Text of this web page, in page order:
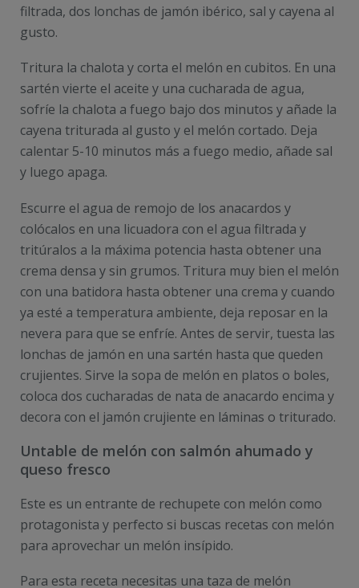
filtrada, dos lonchas de jamón ibérico, sal y cayena al
gusto.
Tritura la chalota y corta el melón en cubitos. En una
sartén vierte el aceite y una cucharada de agua,
sofríe la chalota a fuego bajo dos minutos y añade la
cayena triturada al gusto y el melón cortado. Deja
calentar 5-10 minutos más a fuego medio, añade sal
y luego apaga.
Escurre el agua de remojo de los anacardos y
colócalos en una licuadora con el agua filtrada y
tritúralos a la máxima potencia hasta obtener una
crema densa y sin grumos. Tritura muy bien el melón
con una batidora hasta obtener una crema y cuando
ya esté a temperatura ambiente, deja reposar en la
nevera para que se enfríe. Antes de servir, tuesta las
lonchas de jamón en una sartén hasta que queden
crujientes. Sirve la sopa de melón en platos o boles,
coloca dos cucharadas de nata de anacardo encima y
decora con el jamón crujiente en láminas o triturado.
Untable de melón con salmón ahumado y
queso fresco
Este es un entrante de rechupete con melón como
protagonista y perfecto si buscas recetas con melón
para aprovechar un melón insípido.
Para esta receta necesitas una taza de melón